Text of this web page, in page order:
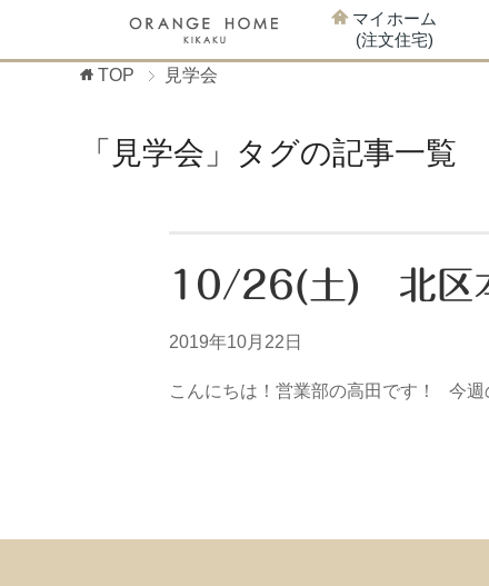
マイホーム
(注文住宅)
TOP 見学会
「見学会」タグの記事一覧
10/26(土) 北区
2019年10月22日
こんにちは！営業部の高田です！ 今